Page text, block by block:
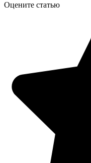
Оцените статью